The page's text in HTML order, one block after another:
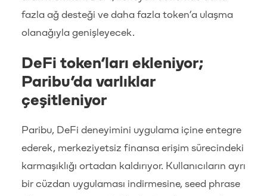
fazla ağ desteği ve daha fazla token’a ulaşma
olanağıyla genişleyecek.
DeFi token’ları ekleniyor;
Paribu’da varlıklar
çeşitleniyor
Paribu, DeFi deneyimini uygulama içine entegre
ederek, merkeziyetsiz finansa erişim sürecindeki
karmaşıklığı ortadan kaldırıyor. Kullanıcıların ayrı
bir cüzdan uygulaması indirmesine, seed phrase